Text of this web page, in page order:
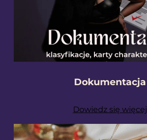
Dokumentacja
Dowiedz się więcej